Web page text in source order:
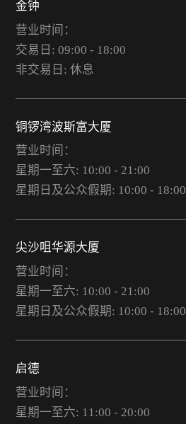
金钟
营业时间：
交易日: 09:00 - 18:00
非交易日: 休息
铜锣湾波斯富大厦
营业时间：
星期一至六: 10:00 - 21:00
星期日及公众假期: 10:00 - 18:00
尖沙咀华源大厦
营业时间：
星期一至六: 10:00 - 21:00
星期日及公众假期: 10:00 - 18:00
启德
营业时间：
星期一至六: 11:00 - 20:00